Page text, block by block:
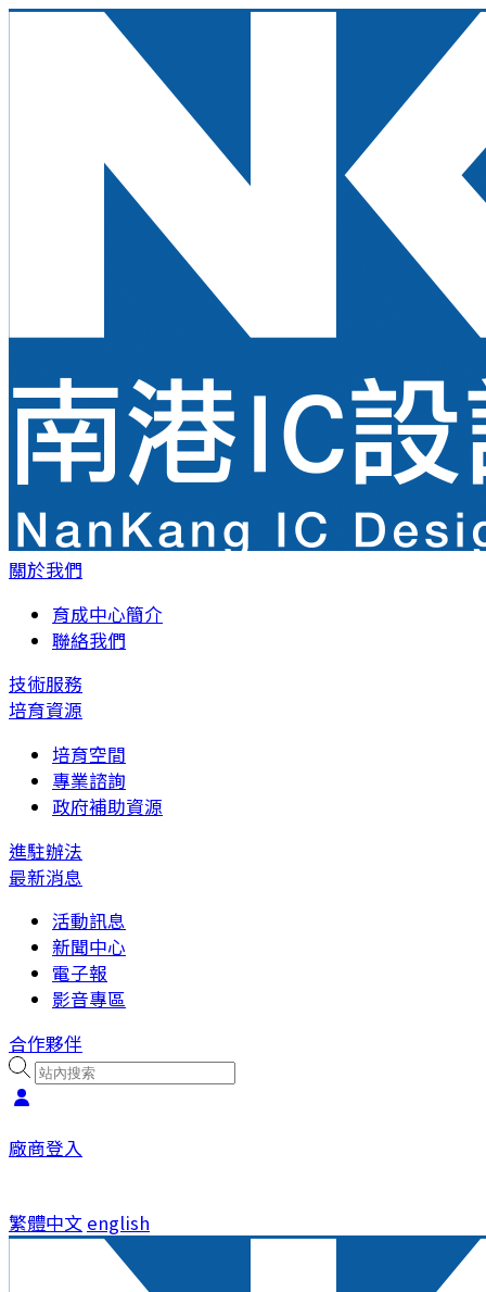
關於我們
育成中心簡介
聯絡我們
技術服務
培育資源
培育空間
專業諮詢
政府補助資源
進駐辦法
最新消息
活動訊息
新聞中心
電子報
影音專區
合作夥伴
廠商登入
繁體中文 english